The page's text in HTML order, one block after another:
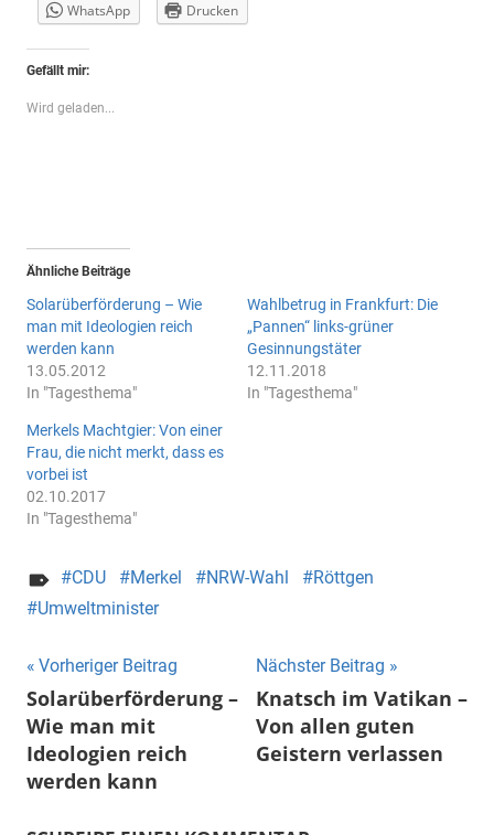
WhatsApp
Drucken
Gefällt mir:
Wird geladen...
Ähnliche Beiträge
Solarüberförderung – Wie
man mit Ideologien reich
werden kann
13.05.2012
In "Tagesthema"
Wahlbetrug in Frankfurt: Die
„Pannen“ links-grüner
Gesinnungstäter
12.11.2018
In "Tagesthema"
Merkels Machtgier: Von einer
Frau, die nicht merkt, dass es
vorbei ist
02.10.2017
In "Tagesthema"
CDU Merkel NRW-Wahl
Röttgen
Umweltminister
Beitragsnavigation
Vorheriger Beitrag
Solarüberförderung –
Wie man mit
Ideologien reich
werden kann
Nächster Beitrag
Knatsch im Vatikan –
Von allen guten
Geistern verlassen